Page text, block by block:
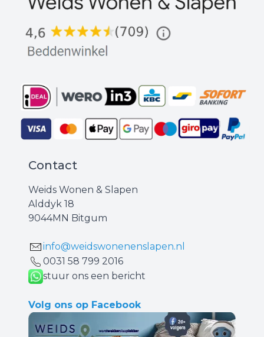
Contact
Weids Wonen & Slapen
Alddyk 18
9044MN Bitgum
info@weidswonenenslapen.nl
0031 ‪58 799 2016‬
stuur ons een bericht
Volg ons op Facebook